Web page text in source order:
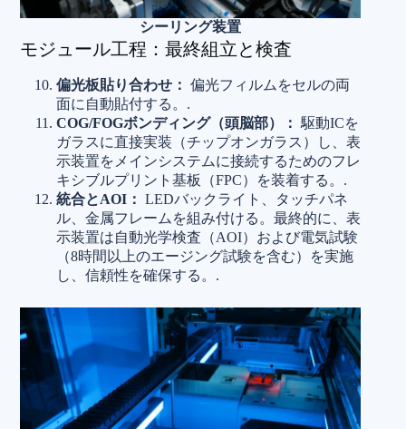
シーリング装置
モジュール工程：最終組立と検査
偏光板貼り合わせ： 偏光フィルムをセルの両
面に自動貼付する。.
COG/FOGボンディング（頭脳部）： 駆動ICを
ガラスに直接実装（チップオンガラス）し、表
示装置をメインシステムに接続するためのフレ
キシブルプリント基板（FPC）を装着する。.
統合とAOI： LEDバックライト、タッチパネ
ル、金属フレームを組み付ける。最終的に、表
示装置は自動光学検査（AOI）および電気試験
（8時間以上のエージング試験を含む）を実施
し、信頼性を確保する。.